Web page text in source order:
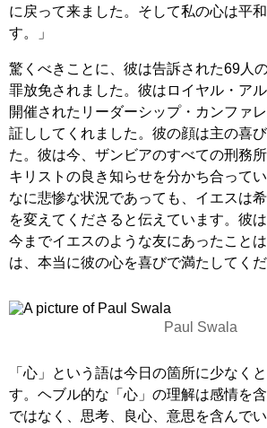
に戻って来ました。そして私の心は平
す。」
驚くべきことに、彼は告訴された69人
罪放免されました。彼はロイヤル・ア
開催されたリーダーシップ・カンファ
証ししてくれました。彼の顔は主の喜
た。彼は今、ザンビアのすべての刑務
キリストの良き知らせを分かち合って
なに悲惨な状況であっても、イエスは
を変えてくださると伝えています。彼
今までイエスのような友にあったこと
は、本当に彼の心を喜びで満たしてくだ
Paul Swala
「心」という語は今日の箇所に少なく
す。ヘブル的な「心」の理解は感情を
ではなく、思考、良心、意思を含んで